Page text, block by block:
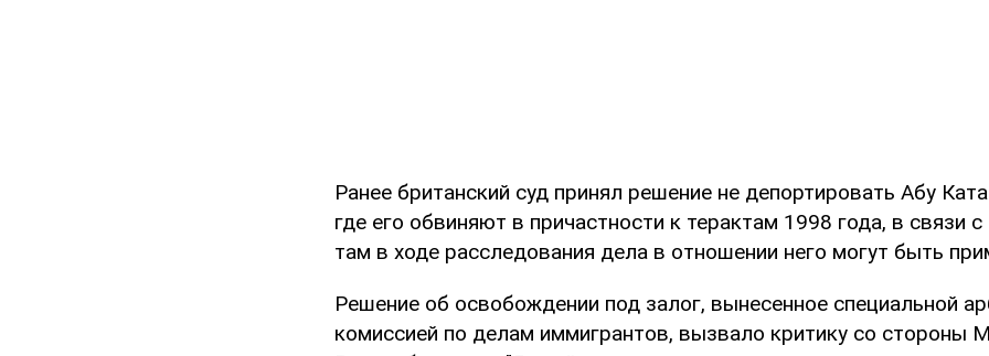
Ранее британский суд принял решение не депортировать Абу
где его обвиняют в причастности к терактам 1998 года, в связи
там в ходе расследования дела в отношении него могут быть
Решение об освобождении под залог, вынесенное специальной
комиссией по делам иммигрантов, вызвало критику со стороны